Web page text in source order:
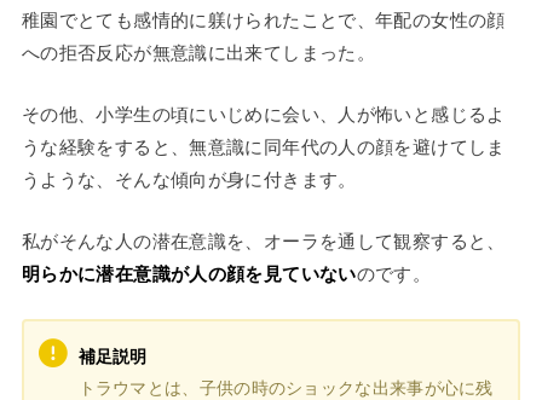
稚園でとても感情的に躾けられたことで、年配の女性の顔
への拒否反応が無意識に出来てしまった。
その他、小学生の頃にいじめに会い、人が怖いと感じるよ
うな経験をすると、無意識に同年代の人の顔を避けてしま
うような、そんな傾向が身に付きます。
私がそんな人の潜在意識を、オーラを通して観察すると、
明らかに潜在意識が人の顔を見ていないのです。
補足説明
トラウマとは、子供の時のショックな出来事が心に残